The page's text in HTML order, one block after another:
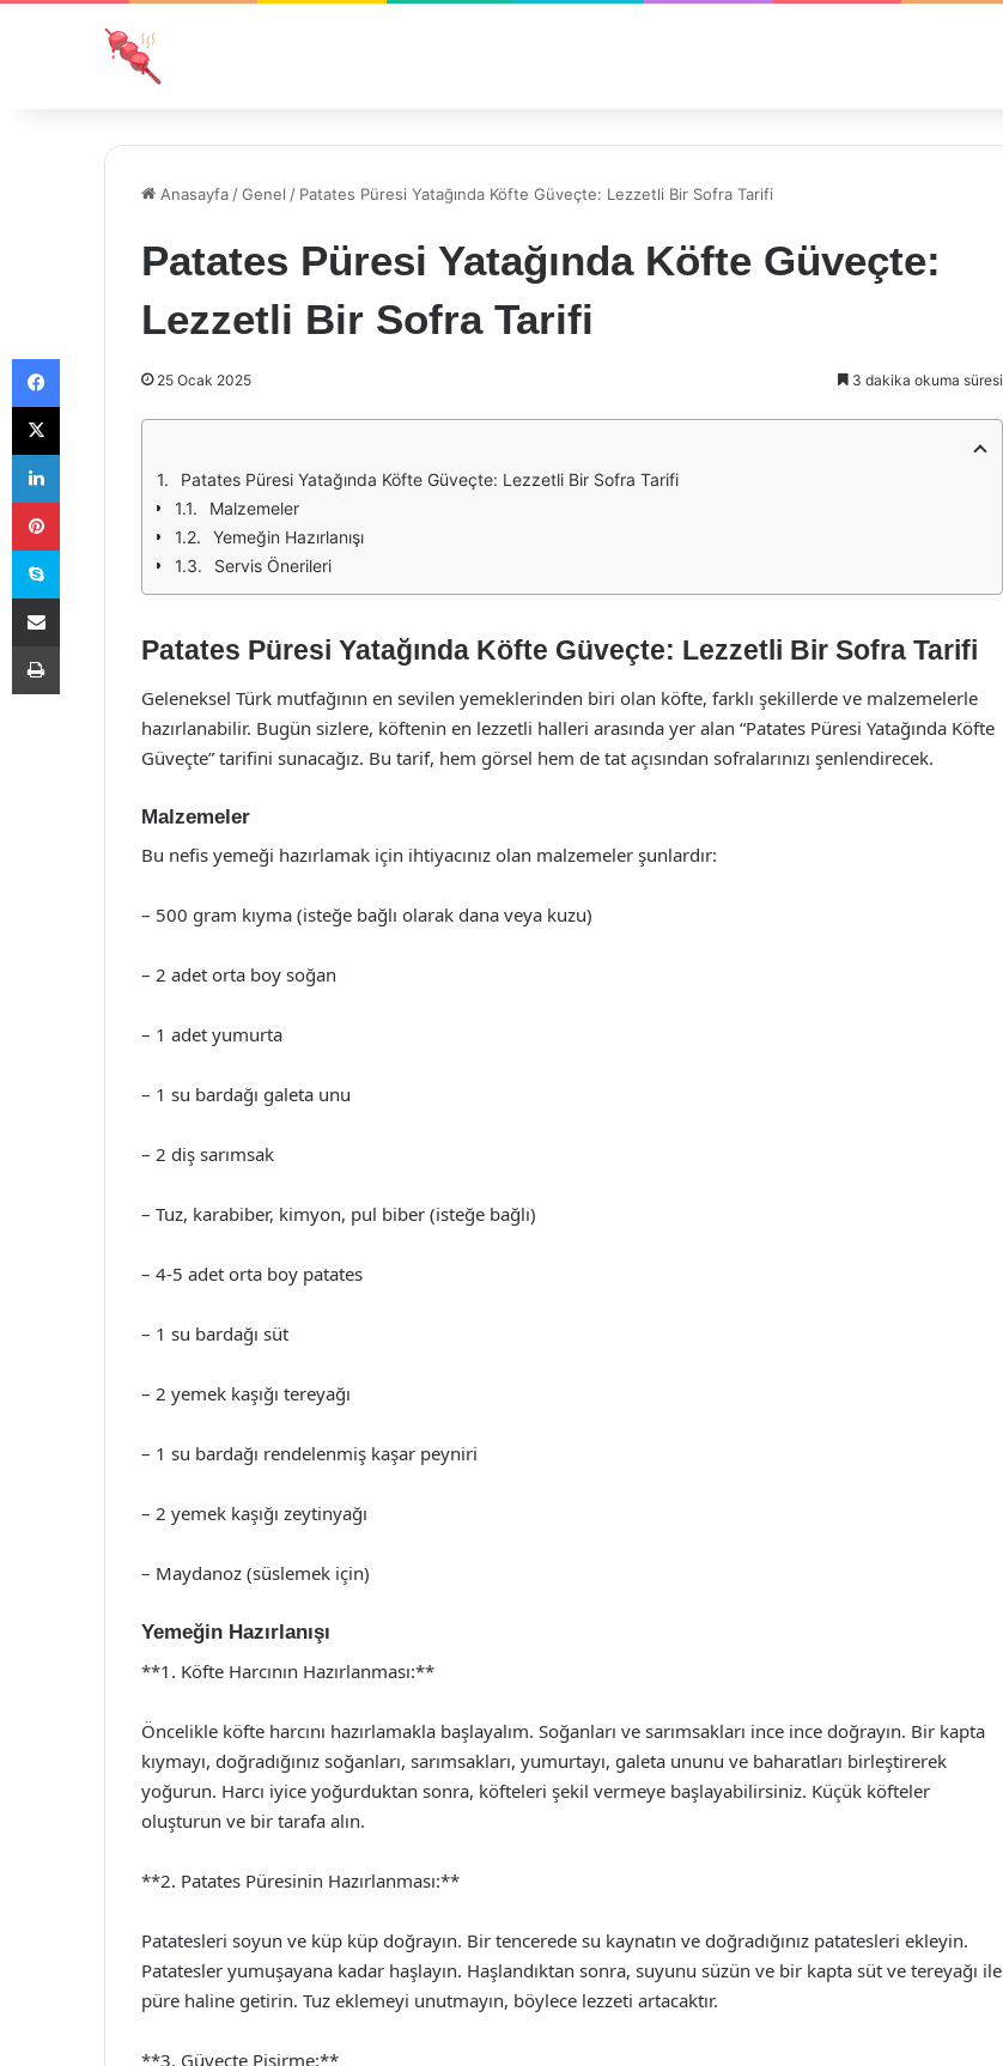
Anasayfa /Genel / Patates Püresi Yatağında Köfte Güveçte: Lezzetli Bir Sofra Tarifi
Patates Püresi Yatağında Köfte Güveçte:
Lezzetli Bir Sofra Tarifi
25 Ocak 2025 3 dakika okuma süresi
Patates Püresi Yatağında Köfte Güveçte: Lezzetli Bir Sofra Tarifi
Malzemeler
Yemeğin Hazırlanışı
Servis Önerileri
Patates Püresi Yatağında Köfte Güveçte: Lezzetli Bir Sofra Tarifi
Geleneksel Türk mutfağının en sevilen yemeklerinden biri olan köfte, farklı şekillerde ve malzemelerle
hazırlanabilir. Bugün sizlere, köftenin en lezzetli halleri arasında yer alan “Patates Püresi Yatağında Köfte
Güveçte” tarifini sunacağız. Bu tarif, hem görsel hem de tat açısından sofralarınızı şenlendirecek.
Malzemeler
Bu nefis yemeği hazırlamak için ihtiyacınız olan malzemeler şunlardır:
– 500 gram kıyma (isteğe bağlı olarak dana veya kuzu)
– 2 adet orta boy soğan
– 1 adet yumurta
– 1 su bardağı galeta unu
– 2 diş sarımsak
– Tuz, karabiber, kimyon, pul biber (isteğe bağlı)
– 4-5 adet orta boy patates
– 1 su bardağı süt
– 2 yemek kaşığı tereyağı
– 1 su bardağı rendelenmiş kaşar peyniri
– 2 yemek kaşığı zeytinyağı
– Maydanoz (süslemek için)
Yemeğin Hazırlanışı
**1. Köfte Harcının Hazırlanması:**
Öncelikle köfte harcını hazırlamakla başlayalım. Soğanları ve sarımsakları ince ince doğrayın. Bir kapta
kıymayı, doğradığınız soğanları, sarımsakları, yumurtayı, galeta ununu ve baharatları birleştirerek
yoğurun. Harcı iyice yoğurduktan sonra, köfteleri şekil vermeye başlayabilirsiniz. Küçük köfteler
oluşturun ve bir tarafa alın.
**2. Patates Püresinin Hazırlanması:**
Patatesleri soyun ve küp küp doğrayın. Bir tencerede su kaynatın ve doğradığınız patatesleri ekleyin.
Patatesler yumuşayana kadar haşlayın. Haşlandıktan sonra, suyunu süzün ve bir kapta süt ve tereyağı ile
püre haline getirin. Tuz eklemeyi unutmayın, böylece lezzeti artacaktır.
**3. Güveçte Pişirme:**
Facebook
X
LinkedIn
Pinterest
Skype
E-Posta ile paylaş